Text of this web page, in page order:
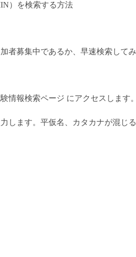
）を検索する方法
者募集中であるか、早速検索してみ
情報検索ページ にアクセスします。
します。平仮名、カタカナが混じ